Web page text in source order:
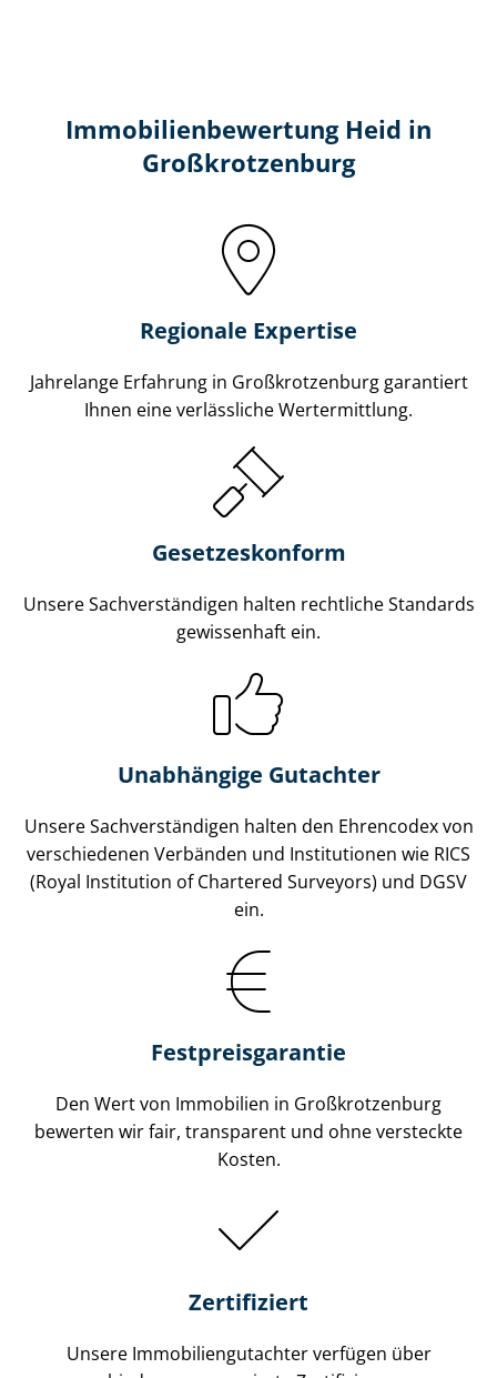
Immobilien­bewertung Heid in
Großkrotzenburg
Regionale Expertise
Jahrelange Erfahrung in Großkrotzenburg garantiert
Ihnen eine verlässliche Wertermittlung.
Gesetzes­konform
Unsere Sach­ver­stän­di­gen halten rechtliche Standards
gewissenhaft ein.
Unabhängige Gutachter
Unsere Sach­ver­stän­di­gen halten den Ehrencodex von
verschiedenen Verbänden und Institutionen wie RICS
(Royal Institution of Chartered Surveyors) und DGSV
ein.
Festpreis​garantie
Den Wert von Immobilien in Großkrotzenburg
bewerten wir fair, transparent und ohne versteckte
Kosten.
Zertifiziert
Unsere Immobilien­gutachter verfügen über